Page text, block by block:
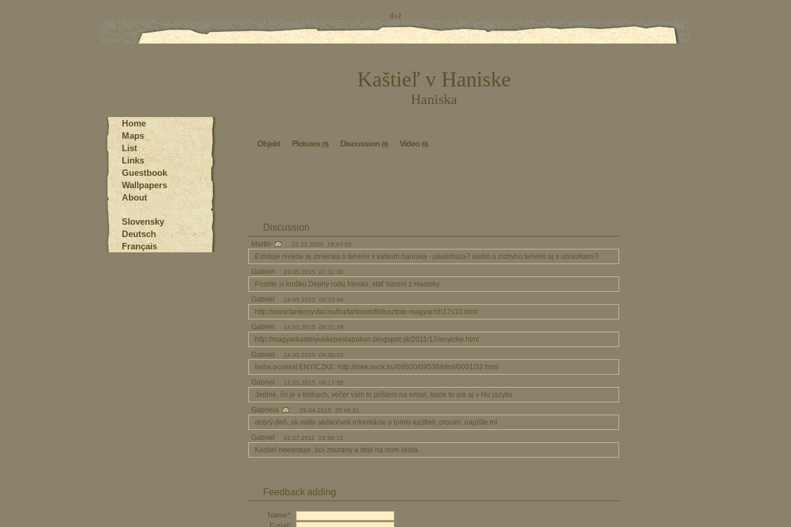
ď»ż
Kaštieľ v Haniske
Haniska
Objekt Pictures (9) Discussion (8) Video (0)
Discussion
Martin 22.12.2020 16:07:05
Existuje niekde aj zmienka o tehelni v katastri haniska - jakabhaza? alebo o zichyho tehelni aj s obrazkami?
Gabriel
23.05.2015 07:11:30
Pozrite si knižku Dejiny rodu Mesko, stať baroni z Hanisky.
Gabriel
14.05.2015 06:33:40
http://www.tankonyvtar.hu/hu/tartalom/tkt/osztrak-magyar/ch17s10.html
Gabriel
14.05.2015 06:31:38
http://magyarkastelyokkepeslapokon.blogspot.sk/2011/12/enyicke.html
Gabriel
14.05.2015 06:30:33
treba pozerat ENYICZKE: http://mek.oszk.hu/09500/09536/html/0001/32.html
Gabriel
12.05.2015 06:17:55
Jediné, čo je v knihach, večer vám to pošlem na email, bude to ale aj v Hu jazyku.
Gabriela
29.04.2015 20:48:01
dobrý deň, ak máte akékoľvek informácie o tomto kaštieli, prosím, napíšte mi
Gabriel
31.07.2011 23:36:10
Kastiel neexistuje, bol zburany a stoji na nom skola.
Feedback adding
Name*:
Home
Maps
List
Links
Guestbook
Wallpapers
About
Slovensky
Deutsch
Français